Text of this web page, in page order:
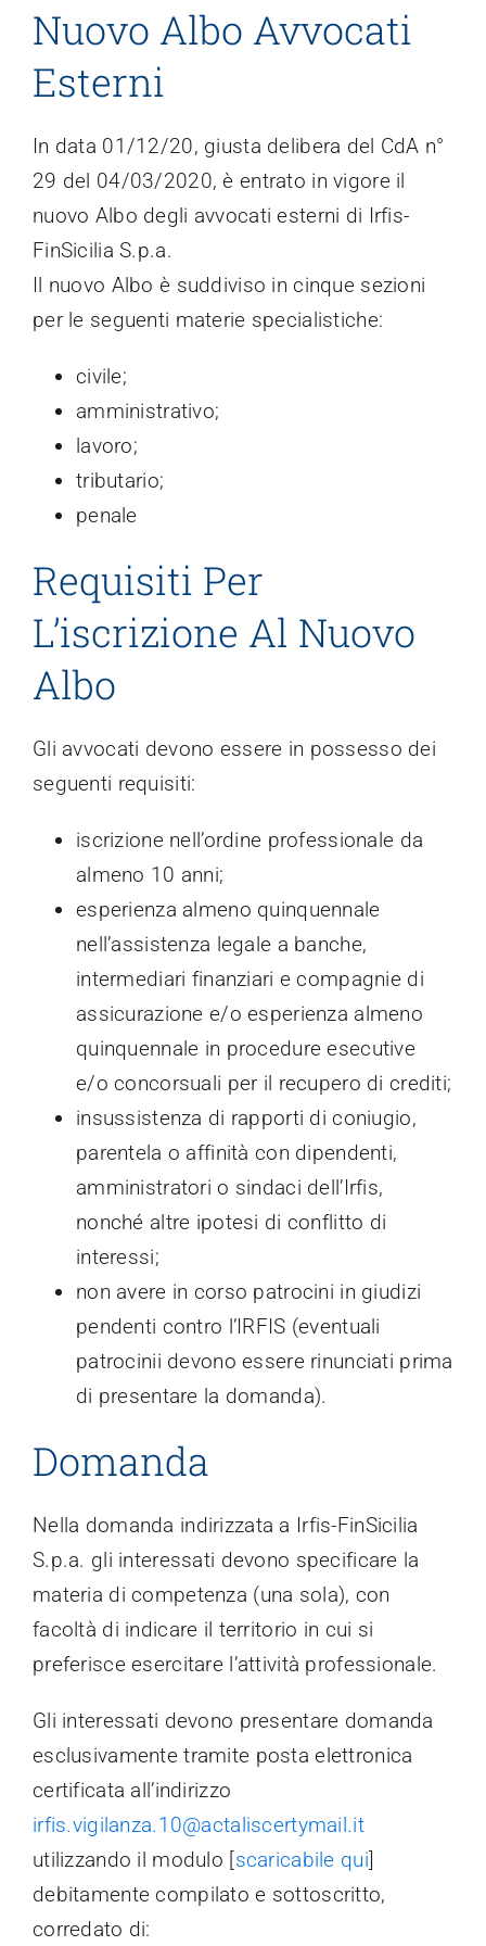
Trasparenza
Nuovo Albo Avvocati
Esterni
In data 01/12/20, giusta delibera del CdA n°
29 del 04/03/2020, è entrato in vigore il
nuovo Albo degli avvocati esterni di Irfis-
FinSicilia S.p.a.
Il nuovo Albo è suddiviso in cinque sezioni
per le seguenti materie specialistiche:
civile;
amministrativo;
lavoro;
tributario;
penale
Requisiti Per
L’iscrizione Al Nuovo
Albo
Gli avvocati devono essere in possesso dei
seguenti requisiti:
iscrizione nell’ordine professionale da
almeno 10 anni;
esperienza almeno quinquennale
nell’assistenza legale a banche,
intermediari finanziari e compagnie di
assicurazione e/o esperienza almeno
quinquennale in procedure esecutive
e/o concorsuali per il recupero di crediti;
insussistenza di rapporti di coniugio,
parentela o affinità con dipendenti,
amministratori o sindaci dell’Irfis,
nonché altre ipotesi di conflitto di
interessi;
non avere in corso patrocini in giudizi
pendenti contro l’IRFIS (eventuali
patrocinii devono essere rinunciati prima
di presentare la domanda).
Domanda
Nella domanda indirizzata a Irfis-FinSicilia
S.p.a. gli interessati devono specificare la
materia di competenza (una sola), con
facoltà di indicare il territorio in cui si
preferisce esercitare l’attività professionale.
Gli interessati devono presentare domanda
esclusivamente tramite posta elettronica
certificata all’indirizzo
irfis.vigilanza.10@actaliscertymail.it
utilizzando il modulo [scaricabile qui]
debitamente compilato e sottoscritto,
corredato di: